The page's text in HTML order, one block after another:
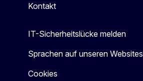
Kontakt
IT-Sicherheitslücke melden
Sprachen auf unseren Websites
Cookies